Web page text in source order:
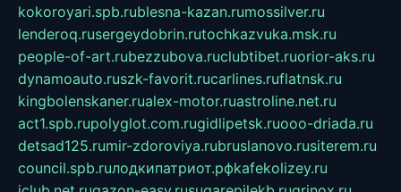
kokoroyari.spb.rublesna-kazan.rumossilver.ru
lenderoq.rusergeydobrin.rutochkazvuka.msk.ru
people-of-art.rubezzubova.ruclubtibet.ruorior-aks.ru
dynamoauto.ruszk-favorit.rucarlines.ruflatnsk.ru
kingbolenskaner.rualex-motor.ruastroline.net.ru
act1.spb.rupolyglot.com.rugidlipetsk.ruooo-driada.ru
detsad125.rumir-zdoroviya.rubruslanovo.rusiterem.ru
council.spb.ruлодкипатриот.рфkafekolizey.ru